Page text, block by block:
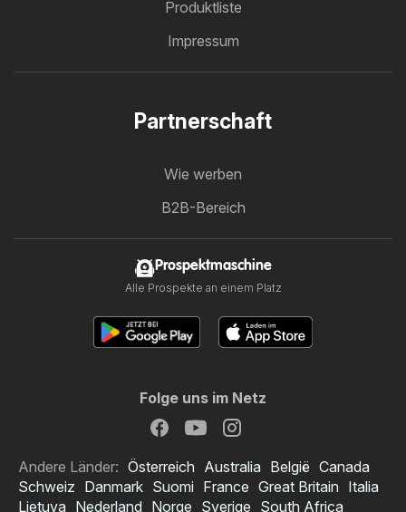
Produktliste
Impressum
Partnerschaft
Wie werben
B2B-Bereich
Prospektmaschine
Alle Prospekte an einem Platz
Folge uns im Netz
Andere Länder: Österreich Australia België Canada
Schweiz Danmark Suomi France Great Britain Italia
Lietuva Nederland Norge Sverige South Africa